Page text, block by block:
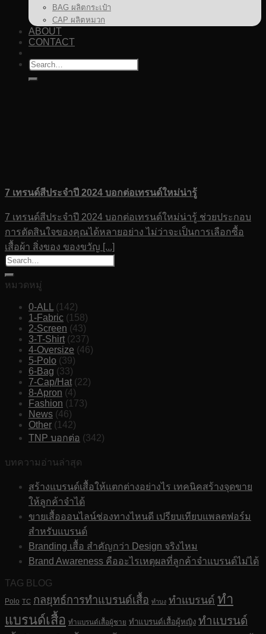
BAG ผลิตกระเป๋า
CAP ผลิตหมวก
ABOUT
CONTACT
7 เทรนด์สีประจำปี 2024 บอกต่อเทรนด์ใหม่น่ารู้
7 เทรนด์สีประจำปี 2024 บอกต่อเทรนด์ใหม่น่ารู้ ช่วยประกอบ
การตัดสินใจของคุณได้หลายอย่าง ไม่ว่าจะเป็นการเลือกซื้อ
เสื้อผ้า สิ่งของ ของขวัญ [...]
หมวดหมู่
0-ALL
(142)
1-Fabric (158)
2-Screen (43)
3-T-Shirt (237)
4-Oversize (46)
5-Polo (39)
6-Bag (33)
7-Cap/Hat (22)
8-Apron (4)
Fashion (173)
News (46)
Other (142)
TNP บอกต่อ (342)
บทความอ่านล่าสุด
สร้างแบรนด์เสื้อให้แตกต่างอย่างไร เทคนิคสร้างจุดขาย
ให้ลูกค้าจำได้
ขายเสื้อออนไลน์ช่องทางไหนดี เปรียบเทียบแพลตฟอร์ม
สำหรับแบรนด์
Branding เสื้อ สำคัญกว่า Design จริงไหม
Brand Awareness คืออะไรเหตุผลที่ลูกค้าจำแบรนด์ไม่ได้
TAG BLOG
Polo TC กลยุทธ์การทำแบรนด์เสื้อ ทำบง ทำแบรนด์ ทำ
แบรนด์เสื้อ ทำแบรนด์เสื้อผู้ชาย ทำแบรนด์เสื้อผู้หญิง ทำแบรนด์